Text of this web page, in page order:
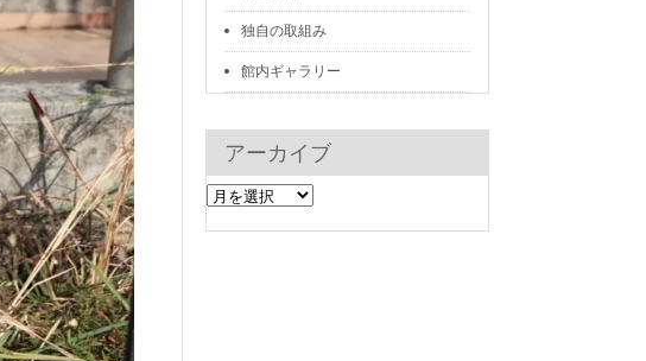
独自の取組み
館内ギャラリー
アーカイブ
ア
ー